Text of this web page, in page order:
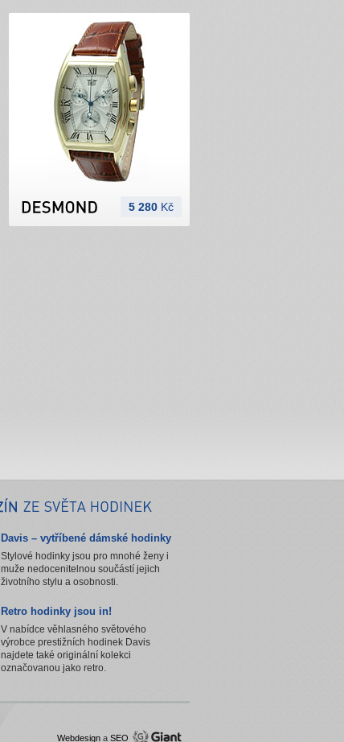
5 280 Kč
Davis – vytříbené dámské hodinky
Stylové hodinky jsou pro mnohé ženy i
muže nedocenitelnou součástí jejich
životního stylu a osobnosti.
Retro hodinky jsou in!
V nabídce věhlasného světového
výrobce prestižních hodinek Davis
najdete také originální kolekci
označovanou jako retro.
Webdesign a SEO